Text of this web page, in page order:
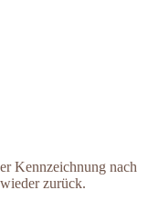
Kennzeichnung nach
zurück.